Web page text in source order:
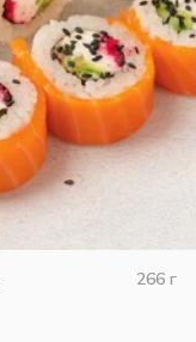
266 г